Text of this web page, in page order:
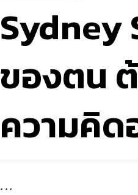
Sydney
ของตน
ความคิ
...